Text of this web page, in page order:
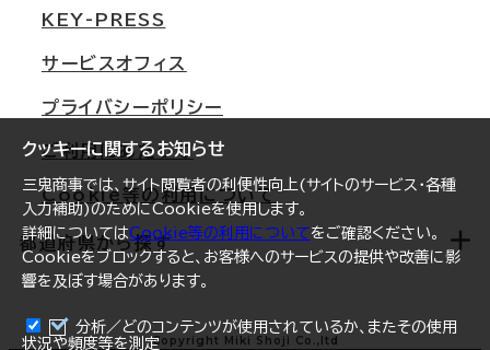
クッキーに関するお知らせ
三鬼商事では、サイト閲覧者の利便性向上(サイトのサービス・各種
入力補助)のためにCookieを使用します。
詳細についてはCookie等の利用についてをご確認ください。
Cookieをブロックすると、お客様へのサービスの提供や改善に影
響を及ぼす場合があります。
分析／どのコンテンツが使用されているか、またその使用
状況や頻度等を測定
大阪
名古屋
札幌
仙台
横浜
福岡
オフィスリポート
ログイン
KEY-PRESS
サービスオフィス
プライバシーポリシー
ご利用にあたって
Cookie等の利用について
都道府県から探す
北海道 Copyright Miki Shoji Co.,ltd